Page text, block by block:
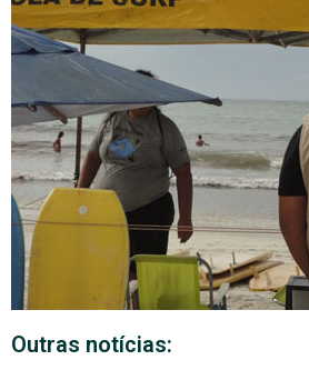
Outras notícias: